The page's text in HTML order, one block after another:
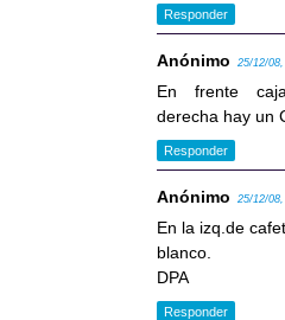
Responder
Anónimo 25/12/
En frente
derecha hay un
Responder
Anónimo 25/12/
En la izq.de
blanco.
DPA
Responder